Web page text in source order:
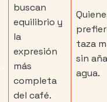
buscan
equilibrio y
la
expresión
más
completa
del café.
taza
sin
agua.